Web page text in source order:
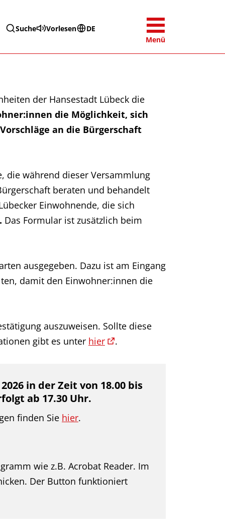
Suche Vorlesen
DE
Menü
der Hansestadt Lübeck die
die Möglichkeit, sich
an die Bürgerschaft
die während dieser Versammlung
beraten und behandelt
Einwohnende, die sich
Das Formular ist zusätzlich beim
ausgegeben. Dazu ist am Eingang
damit den Einwohner:innen die
auszuweisen. Sollte diese
gibt es unter hier .
in der Zeit von 18.00 bis
ab 17.30 Uhr.
finden Sie hier.
wie z.B. Acrobat Reader. Im
Der Button funktioniert